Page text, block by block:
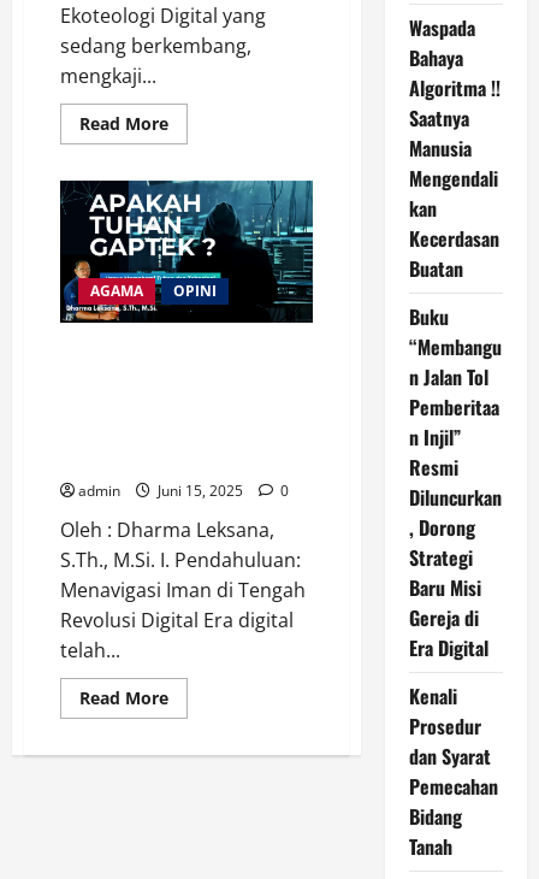
Ekoteologi Digital yang
sedang berkembang,
mengkaji...
Read MoreRead
more
Digital:
Menjelajahi
Mandat
Imago
Dei
dalam
Pengelolaan
Lingkungan
di
AGAMA OPINI
admin Juni 15, 2025 0
Oleh : Dharma Leksana,
S.Th., M.Si. I. Pendahuluan:
Menavigasi Iman di Tengah
Revolusi Digital Era digital
telah...
Read MoreRead
more
dibaca
Waspada
Bahaya
Algoritma !!
Saatnya
Manusia
Mengendali
kan
Kecerdasan
Buatan
Buku
“Membangu
n Jalan Tol
Pemberitaa
n Injil”
Resmi
Diluncurkan
, Dorong
Strategi
Baru Misi
Gereja di
Era Digital
Kenali
Prosedur
dan Syarat
Pemecahan
Bidang
Tanah